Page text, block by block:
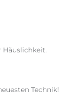
Häuslichkeit.
Technik!